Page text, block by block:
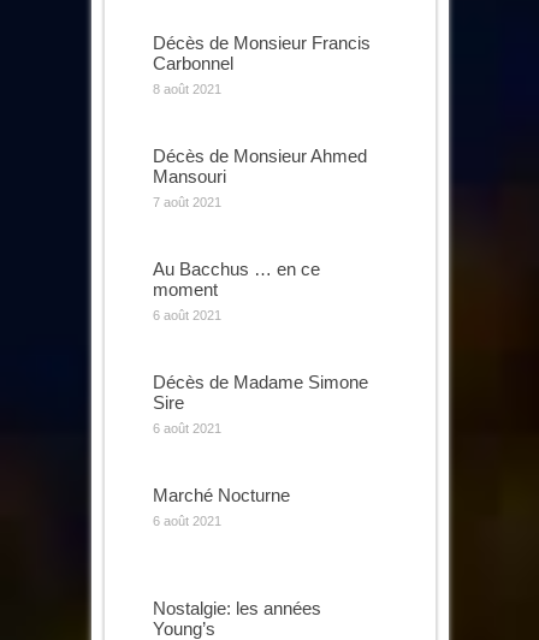
Décès de Monsieur Francis
Carbonnel
8 août 2021
Décès de Monsieur Ahmed
Mansouri
7 août 2021
Au Bacchus … en ce
moment
6 août 2021
Décès de Madame Simone
Sire
6 août 2021
Marché Nocturne
6 août 2021
Nostalgie: les années
Young’s